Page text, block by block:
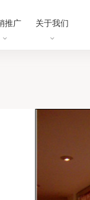
推广 关于我们